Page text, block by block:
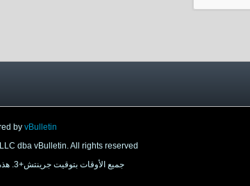
by vBulletin®
dba vBulletin. All rights reserved.
جميع الأوقات بتوقيت جرينتش+3. هذه الصفحة أنشئت 03:06 PM.